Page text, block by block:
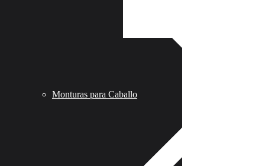
Monturas para Caballo